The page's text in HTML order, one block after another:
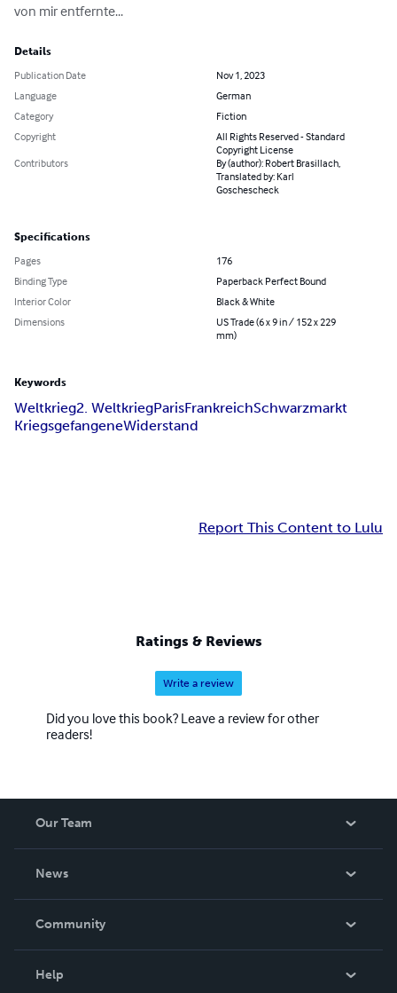
von mir entfernte...
Details
Publication Date
Nov 1, 2023
Language
German
Category
Fiction
Copyright
All Rights Reserved - Standard
Copyright License
Contributors
By (author): Robert Brasillach,
Translated by: Karl
Goschescheck
Specifications
Pages
176
Binding Type
Paperback Perfect Bound
Interior Color
Black & White
Dimensions
US Trade (6 x 9 in / 152 x 229
mm)
Keywords
Weltkrieg2. WeltkriegParisFrankreichSchwarzmarkt
KriegsgefangeneWiderstand
Report This Content to Lulu
Ratings & Reviews
Write a review
Did you love this book? Leave a review for other
readers!
Our Team
News
In The News
Community
Help